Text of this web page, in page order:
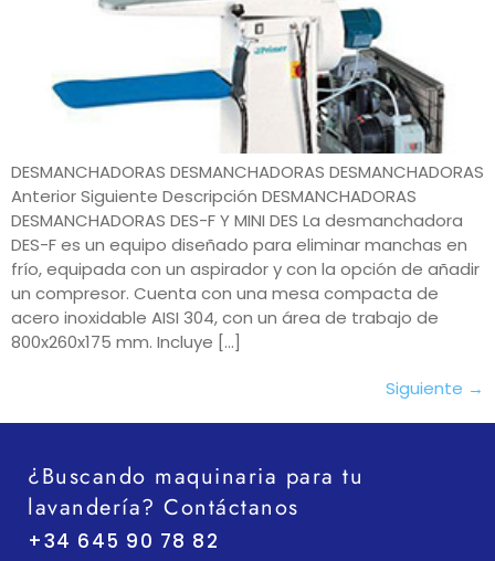
DESMANCHADORAS DESMANCHADORAS DESMANCHADORAS
Anterior Siguiente Descripción DESMANCHADORAS
DESMANCHADORAS DES-F Y MINI DES La desmanchadora
DES-F es un equipo diseñado para eliminar manchas en
frío, equipada con un aspirador y con la opción de añadir
un compresor. Cuenta con una mesa compacta de
acero inoxidable AISI 304, con un área de trabajo de
800x260x175 mm. Incluye […]
Siguiente →
¿Buscando maquinaria para tu
lavandería? Contáctanos
+34 645 90 78 82